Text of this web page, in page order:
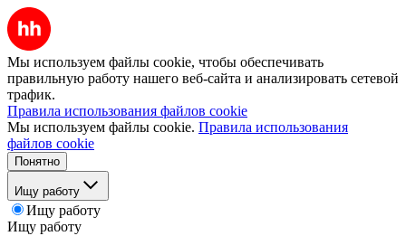
Мы используем файлы cookie, чтобы обеспечивать
правильную работу нашего веб-сайта и анализировать сетевой
трафик.
Правила использования файлов cookie
Мы используем файлы cookie. Правила использования
файлов cookie
Понятно
Ищу работу
Ищу работу
Ищу работу